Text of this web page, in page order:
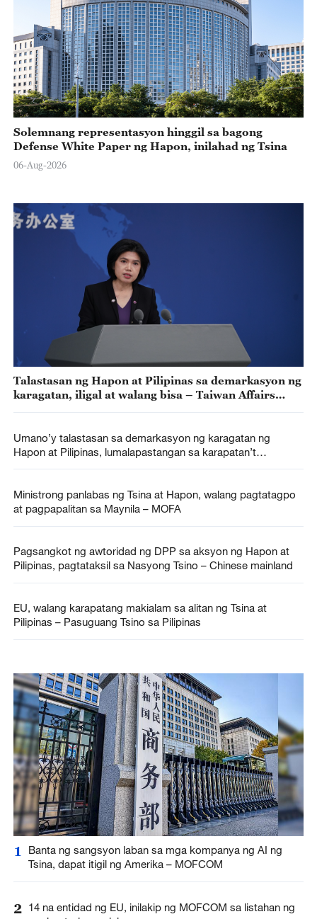
Solemnang representasyon hinggil sa bagong
Defense White Paper ng Hapon, inilahad ng Tsina
06-Aug-2026
Talastasan ng Hapon at Pilipinas sa demarkasyon ng
karagatan, iligal at walang bisa – Taiwan Affairs
Umano’y talastasan sa demarkasyon ng karagatan ng
Hapon at Pilipinas, lumalapastangan sa karapatan’t
Ministrong panlabas ng Tsina at Hapon, walang pagtatagpo
at pagpapalitan sa Maynila – MOFA
Pagsangkot ng awtoridad ng DPP sa aksyon ng Hapon at
Pilipinas, pagtataksil sa Nasyong Tsino – Chinese mainland
EU, walang karapatang makialam sa alitan ng Tsina at
Pilipinas – Pasuguang Tsino sa Pilipinas
1
Banta ng sangsyon laban sa mga kompanya ng AI ng
Tsina, dapat itigil ng Amerika – MOFCOM
2 14 na entidad ng EU, inilakip ng MOFCOM sa listahan ng